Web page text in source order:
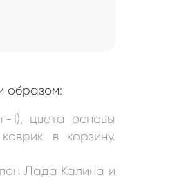
образом:
1), цвета основы
в корзину.
Лада Калина и